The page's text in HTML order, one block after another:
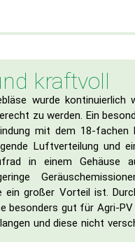
kraftvoll
wurde
zu werden. Ein
mit dem 18-
Luftverteilung und
in einem Gehäuse
ein großer Vorteil ist.
besonders gut für Agri-
und diese nicht